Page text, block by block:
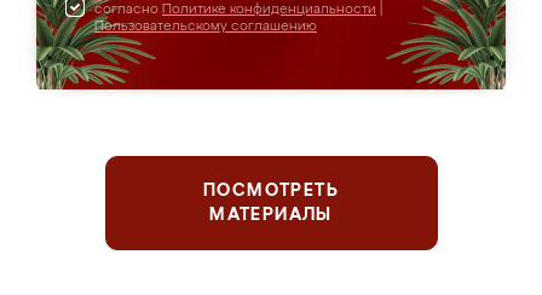
согласно Политике конфиденциальности
Пользовательскому соглашению
ПОСМОТРЕТЬ
МАТЕРИАЛЫ